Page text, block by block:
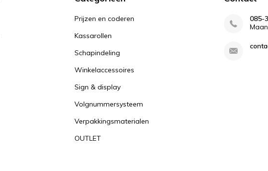
Prijzen en coderen
Kassarollen
Schapindeling
Winkelaccessoires
Sign & display
Volgnummersysteem
Verpakkingsmaterialen
OUTLET
085-